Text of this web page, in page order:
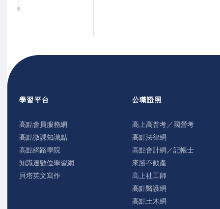
學習平台
高點會員服務網
高點微課知識點
高點網路學院
知識達數位學習網
貝塔英文寫作
公職證照
高上高普考／國營考
高點法律網
高點會計網／記帳士
來勝不動產
高上社工師
高點醫護網
高點土木網